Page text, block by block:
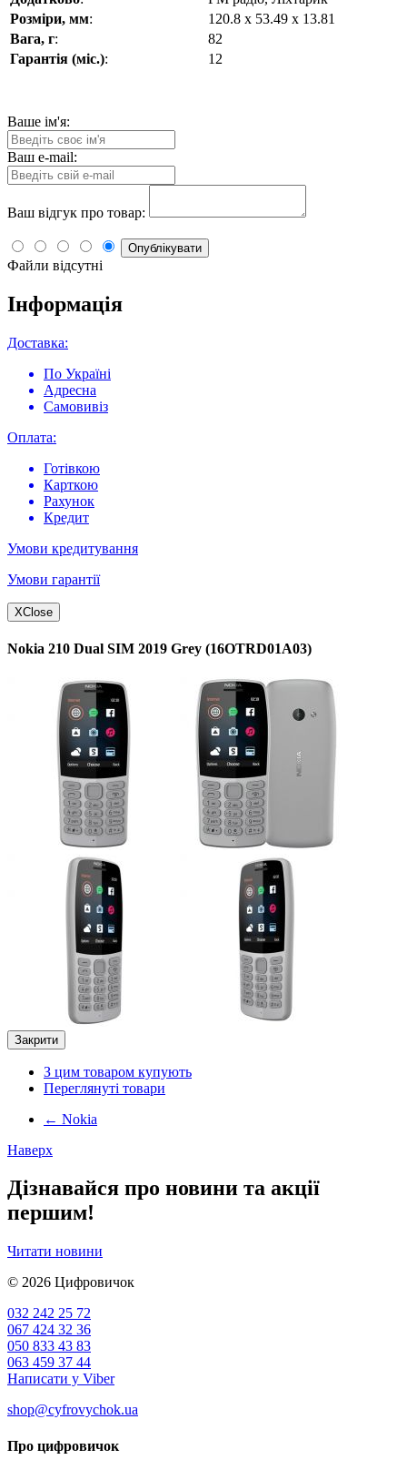
Розміри, мм:
120.8 х 53.49 x 13.81
Вага, г:
82
Гарантія (міс.): 12
Ваше ім'я:
Ваш e-mail:
Ваш відгук про товар:
Опублікувати
Файли відсутні
Інформація
Доставка:
По Україні
Адресна
Самовивіз
Оплата:
Готівкою
Карткою
Рахунок
Кредит
Умови кредитування
Умови гарантії
XClose
Nokia 210 Dual SIM 2019 Grey (16OTRD01A03)
Закрити
З цим товаром купують
Переглянуті товари
← Nokia
Наверх
Дізнавайся про новини та акції
першим!
Читати новини
© 2026 Цифровичок
032 242 25 72
067 424 32 36
050 833 43 83
063 459 37 44
Написати у Viber
shop@cyfrovychok.ua
Про цифровичок